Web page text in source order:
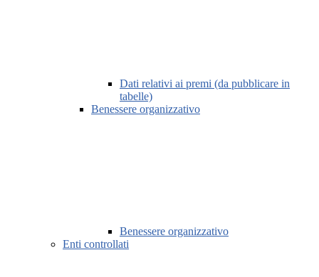
Dati relativi ai premi (da pubblicare in
tabelle)
Benessere organizzativo
Benessere organizzativo
Enti controllati